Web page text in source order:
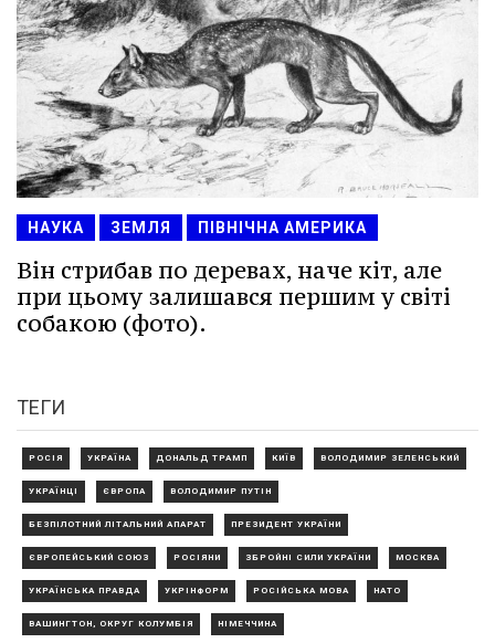
НАУКА ЗЕМЛЯ ПІВНІЧНА АМЕРИКА
Він стрибав по деревах, наче кіт, але
при цьому залишався першим у світі
собакою (фото).
ТЕГИ
РОСІЯ УКРАЇНА ДОНАЛЬД ТРАМП КИЇВ ВОЛОДИМИР ЗЕЛЕНСЬКИЙ
УКРАЇНЦІ ЄВРОПА ВОЛОДИМИР ПУТІН
БЕЗПІЛОТНИЙ ЛІТАЛЬНИЙ АПАРАТ ПРЕЗИДЕНТ УКРАЇНИ
ЄВРОПЕЙСЬКИЙ СОЮЗ РОСІЯНИ ЗБРОЙНІ СИЛИ УКРАЇНИ МОСКВА
УКРАЇНСЬКА ПРАВДА УКРІНФОРМ РОСІЙСЬКА МОВА НАТО
ВАШИНГТОН, ОКРУГ КОЛУМБІЯ НІМЕЧЧИНА